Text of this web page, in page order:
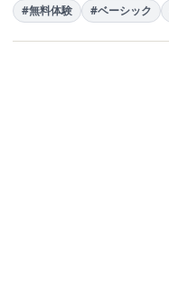
#無料体験 #ベーシック